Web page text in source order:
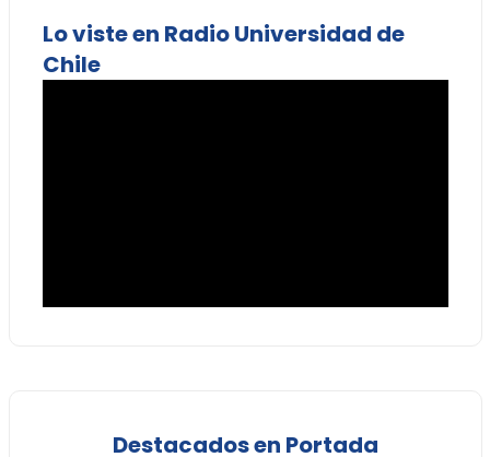
Lo viste en Radio Universidad de
Chile
Destacados en Portada